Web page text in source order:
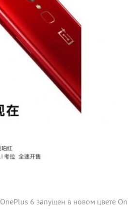
OnePlus 6 запущен в новом цвете